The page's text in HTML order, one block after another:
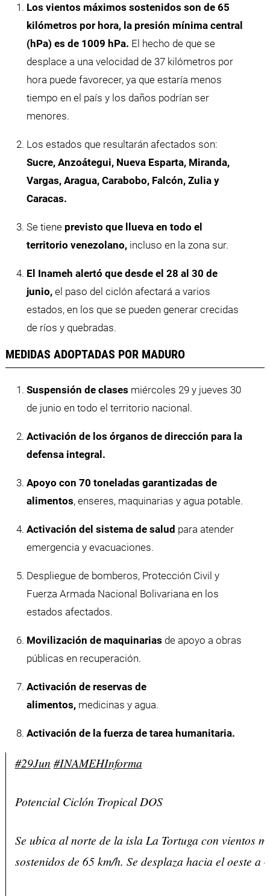
Los vientos máximos sostenidos son de 65
kilómetros por hora, la presión mínima central
(hPa) es de 1009 hPa. El hecho de que se
desplace a una velocidad de 37 kilómetros por
hora puede favorecer, ya que estaría menos
tiempo en el país y los daños podrían ser
menores.
Los estados que resultarán afectados son:
Sucre, Anzoátegui, Nueva Esparta, Miranda,
Vargas, Aragua, Carabobo, Falcón, Zulia y
Caracas.
Se tieneprevisto que llueva en todo el
territorio venezolano,incluso en la zona sur.
El Inameh alertó que desde el 28 al 30 de
junio,el paso del ciclón afectará a varios
estados, en los que se pueden generar crecidas
de ríos y quebradas.
MEDIDAS ADOPTADAS POR MADURO
Suspensión de clases miércoles 29 y jueves 30
de junio en todo el territorio nacional.
Activación de los órganos de dirección para la
defensa integral.
Apoyo con 70 toneladas garantizadas de
alimentos, enseres, maquinarias y agua potable.
Activación del sistema de salud para atender
emergencia y evacuaciones.
Despliegue de bomberos, Protección Civil y
Fuerza Armada Nacional Bolivariana en los
estados afectados.
Movilización de maquinarias de apoyo a obras
públicas en recuperación.
Activación de reservas de
alimentos,medicinas y agua.
Activación de la fuerza de tarea humanitaria.
#29Jun #INAMEHInforma
Potencial Ciclón Tropical DOS
Se ubica al norte de la isla La Tortuga con vientos
sostenidos de 65 km/h. Se desplaza hacia el oeste a